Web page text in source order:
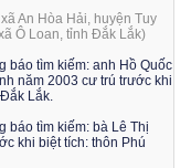
An Hòa Hải, huyện Tuy
Ô Loan, tỉnh Đắk Lắk)
báo tìm kiếm: anh Hồ Quốc
năm 2003 cư trú trước khi
Lắk.
báo tìm kiếm: bà Lê Thị
khi biệt tích: thôn Phú